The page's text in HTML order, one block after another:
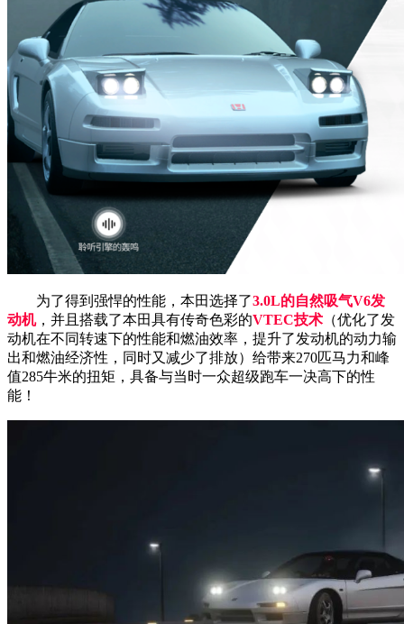
为了得到强悍的性能，本田选择了3.0L的自然吸气V6发
动机，并且搭载了本田具有传奇色彩的VTEC技术 （优化了发
动机在不同转速下的性能和燃油效率，提升了发动机的动力输
出和燃油经济性，同时又减少了排放）给带来270匹马力和峰
值285牛米的扭矩，具备与当时一众超级跑车一决高下的性
能！